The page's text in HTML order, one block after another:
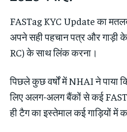
FASTag KYC Update का
अपने सही पहचान पत्र और गाड़ी
RC) के साथ लिंक करना।
पिछले कुछ वर्षों में NHAI ने पाया
लिए अलग-अलग बैंकों से कई
ही टैग का इस्तेमाल कई गाड़ियों में